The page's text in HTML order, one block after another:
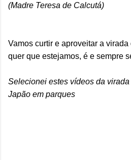
(Madre Teresa de Calcutá)
Vamos curtir e aproveitar a
quer que estejamos, é e sempre
Selecionei estes vídeos da
Japão em parques